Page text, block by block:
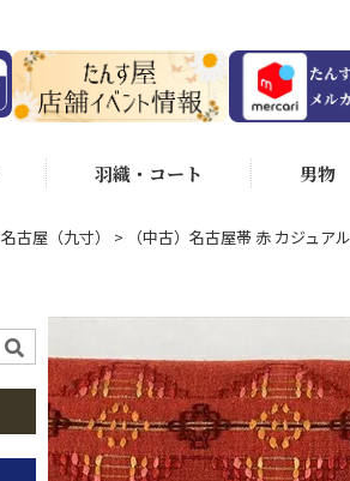
羽織・コート 男物
名古屋（九寸） （中古）名古屋帯 赤 カジュア